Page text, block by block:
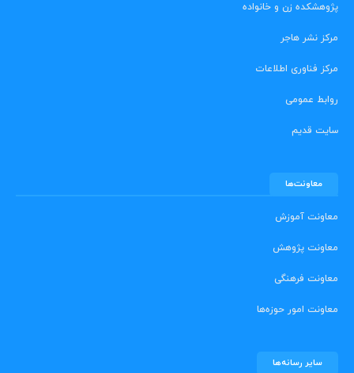
پژوهشکده زن و خانواده
مرکز نشر هاجر
مرکز فناوری اطلاعات
روابط عمومی
سایت قدیم
معاونت‌ها
معاونت آموزش
معاونت پژوهش
معاونت فرهنگی
معاونت امور حوزه‌ها
سایر رسانه‌ها